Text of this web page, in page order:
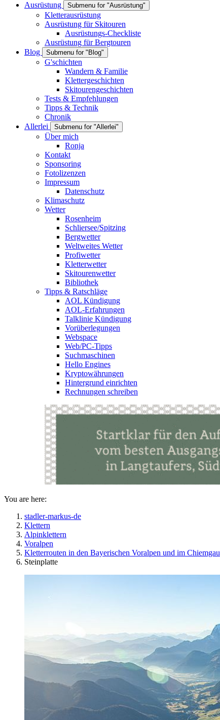
Ausrüstung
Submenu for "Ausrüstung"
Kletterausrüstung
Ausrüstung für Skitouren
Ausrüstungs-Checkliste
Ausrüstung für Bergtouren
Blog
Submenu for "Blog"
G'schichten
Wandern & Familie
Klettergeschichten
Skitourengeschichten
Tests & Empfehlungen
Tipps & Technik
Chronik
Allerlei
Submenu for "Allerlei"
Über mich
Ronja
Kontakt
Sponsoring
Fotolizenzen
Impressum
Datenschutz
Klimaschutz
Wetter
Rosenheim
Schliersee/Spitzing
Bergwetter
Weltweites Wetter
Profiwetter
Kletterwetter
Skitourenwetter
Bibliothek
Tipps & Ratschläge
AOL Kündigung
AOL-Erfahrungen
Talklinie Kündigung
Vorüberlegungen
Webspace
Web/PC-Tipps
Suchmaschinen
Hello Engines
Kryptowährungen
Hintergrund einrichten
Rechnungen schreiben
You are here:
stadler-markus-de
Klettern
Alpinklettern
Voralpen
Kletterrouten in den Bayerischen Voralpen und im Chiemgau
Steinplatte